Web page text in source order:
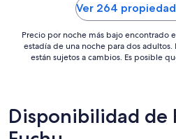
Ver 264
Precio por noche más bajo encontrado
estadía de una noche para dos
están sujetos a cambios. Es posible
Disponibilidad de